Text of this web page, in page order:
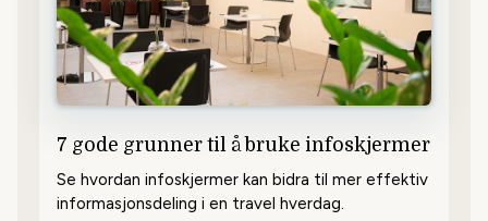
7 gode grunner til å bruke infoskjermer
Se hvordan infoskjermer kan bidra til mer effektiv
informasjonsdeling i en travel hverdag.